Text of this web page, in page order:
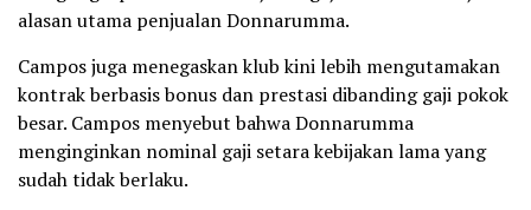
alasan utama penjualan Donnarumma.
Campos juga menegaskan klub kini lebih mengutamakan
kontrak berbasis bonus dan prestasi dibanding gaji pokok
besar. Campos menyebut bahwa Donnarumma
menginginkan nominal gaji setara kebijakan lama yang
sudah tidak berlaku.